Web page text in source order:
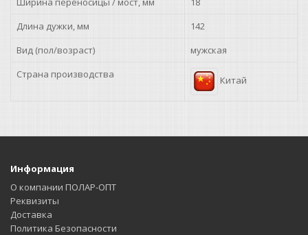
Длина дужки, мм
142
Вид (пол/возраст)
мужская
Страна производства
Китай
Информация
О компании ПОЛАР-ОПТ
Реквизиты
Доставка
Политика Безопасности